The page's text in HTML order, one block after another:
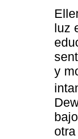
luz
y